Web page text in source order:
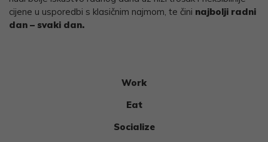
cijene u usporedbi s klasičnim najmom, te čini najbolji radni
dan – svaki dan.
Work
Eat
Socialize